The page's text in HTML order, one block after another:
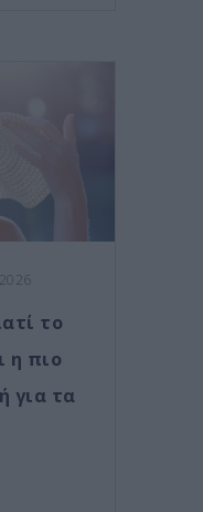
το
η πιο
για τα